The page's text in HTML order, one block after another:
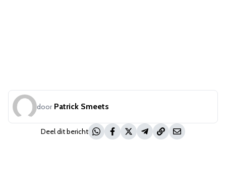
door Patrick Smeets
Deel dit bericht